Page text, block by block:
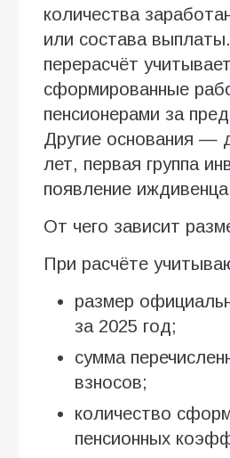
количества
или состава
перерасчёт
сформированные
пенсионерами за
Другие основания —
лет, первая группа
появление
От чего зависит
При расчёте
размер
за 2025 год;
сумма
взносов;
количество
пенсионных